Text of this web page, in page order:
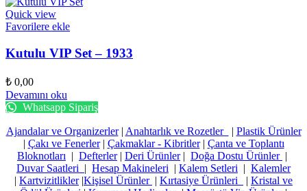
Quick view
Favorilere ekle
Kutulu VIP Set – 1933
₺ 0,00
Devamını oku
Whatsapp Sipariş
Ajandalar ve Organizerler| Anahtarlık ve Rozetler | Plastik Ürünler
| Çakı ve Fenerler| Çakmaklar - Kibritler| Çanta ve Toplantı
Bloknotları | Defterler| Deri Ürünler| Doğa Dostu Ürünler |
Duvar Saatleri | Hesap Makineleri | Kalem Setleri | Kalemler
| Kartvizitlikler|Kişisel Ürünler | Kırtasiye Ürünleri | Kristal ve